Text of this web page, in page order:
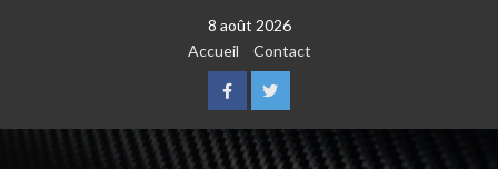
8 août 2026
Accueil
Contact
FacebookTwitter